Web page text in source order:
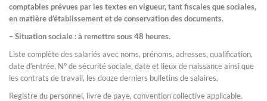
comptables prévues par les textes en vigueur, tant fiscales que sociales,
en matière d’établissement et de conservation des documents.
– Situation sociale : à remettre sous 48 heures.
Liste complète des salariés avec noms, prénoms, adresses, qualification,
date d’entrée, N° de sécurité sociale, date et lieux de naissance ainsi que
les contrats de travail, les douze derniers bulletins de salaires.
Registre du personnel, livre de paye, convention collective applicable.